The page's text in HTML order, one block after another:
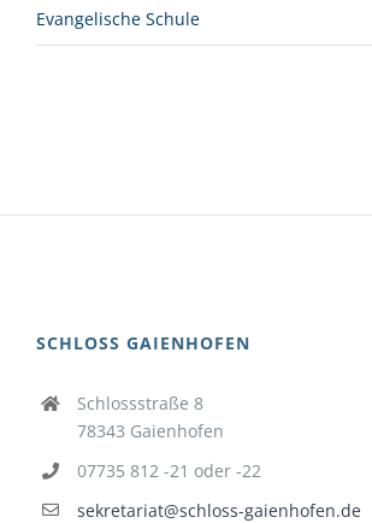
Evangelische Schule
SCHLOSS GAIENHOFEN
Schlossstraße 8
78343 Gaienhofen
07735 812 -21 oder -22
sekretariat@schloss-gaienhofen.de